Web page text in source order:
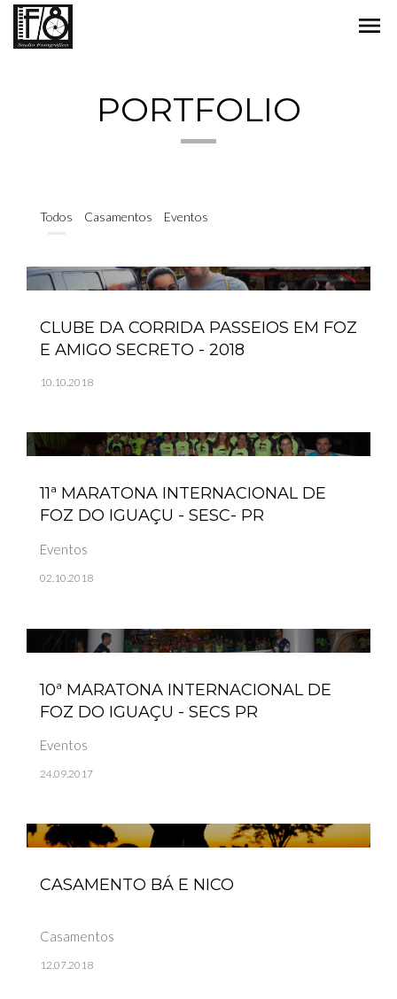
menu
PORTFOLIO
Todos Casamentos Eventos
CLUBE DA CORRIDA PASSEIOS EM FOZ
E AMIGO SECRETO - 2018
10.10.2018
11ª MARATONA INTERNACIONAL DE
FOZ DO IGUAÇU - SESC- PR
Eventos
02.10.2018
10ª MARATONA INTERNACIONAL DE
FOZ DO IGUAÇU - SECS PR
Eventos
24.09.2017
CASAMENTO BÁ E NICO
Casamentos
12.07.2018